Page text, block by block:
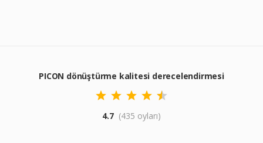
PICON dönüştürme kalitesi derecelendirmesi
4.7 (435 oyları)